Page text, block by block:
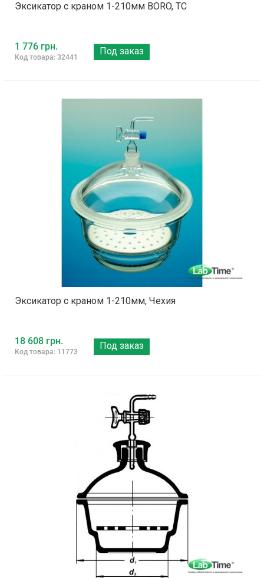
Эксикатор с краном 1-210мм BORO, ТС
1 776 грн.
Код товара: 32441
Под заказ
Эксикатор с краном 1-210мм, Чехия
18 608 грн.
Код товара: 11773
Под заказ